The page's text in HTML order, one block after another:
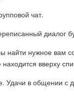
чат.
диалог
найти нужное вам
вверху
Удачи в общении с